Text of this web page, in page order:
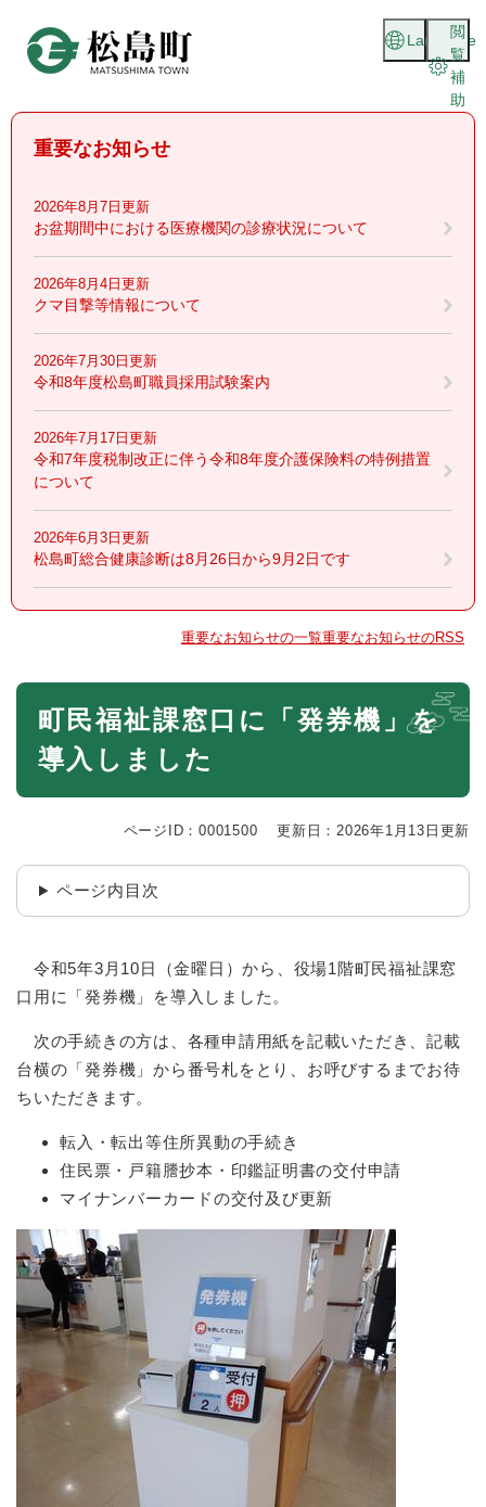
頭
閲
覧
補
助
Language
重要なお知らせ
2026年8月7日更新
お盆期間中における医療機関の診療状況について
2026年8月4日更新
クマ目撃等情報について
2026年7月30日更新
令和8年度松島町職員採用試験案内
2026年7月17日更新
令和7年度税制改正に伴う令和8年度介護保険料の特例措置
について
2026年6月3日更新
松島町総合健康診断は8月26日から9月2日です
重要なお知らせの一覧重要なお知らせのRSS
本
町民福祉課窓口に「発券機」を
導入しました
ページID：0001500 更新日：2026年1月13日更新
ページ内目次
令和5年3月10日（金曜日）から、役場1階町民福祉課窓
口用に「発券機」を導入しました。
次の手続きの方は、各種申請用紙を記載いただき、記載
台横の「発券機」から番号札をとり、お呼びするまでお待
ちいただきます。
転入・転出等住所異動の手続き
住民票・戸籍謄抄本・印鑑証明書の交付申請
マイナンバーカードの交付及び更新